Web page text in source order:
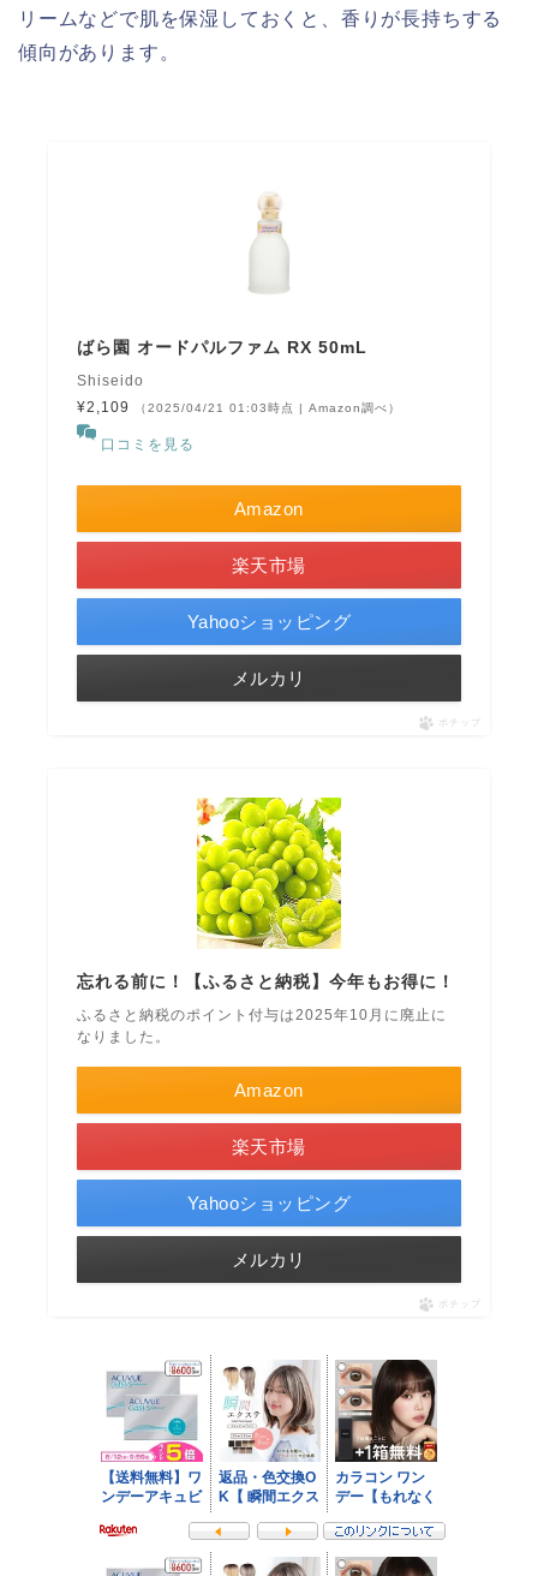
リームなどで肌を保湿しておくと、香りが長持ちする
傾向があります。
ばら園 オードパルファム RX 50mL
Shiseido
¥2,109
（2025/04/21 01:03時点 | Amazon調べ）
口コミを見る
Amazon
楽天市場
Yahooショッピング
メルカリ
ポチップ
忘れる前に！【ふるさと納税】今年もお得に！
ふるさと納税のポイント付与は2025年10月に廃止に
なりました。
Amazon
楽天市場
Yahooショッピング
メルカリ
ポチップ